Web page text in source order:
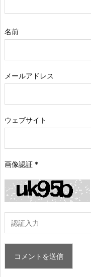
名前
メールアドレス
ウェブサイト
画像認証 *